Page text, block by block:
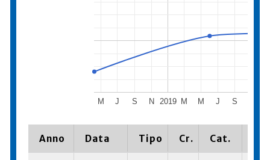
2019
M J S N M M J S
Anno Data Tipo Cr. Cat.